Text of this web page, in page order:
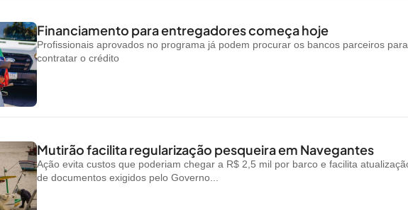
Financiamento para entregadores começa hoje
Profissionais aprovados no programa já podem procurar os bancos parceiros para
contratar o crédito
Mutirão facilita regularização pesqueira em Navegantes
Ação evita custos que poderiam chegar a R$ 2,5 mil por barco e facilita
de documentos exigidos pelo Governo...